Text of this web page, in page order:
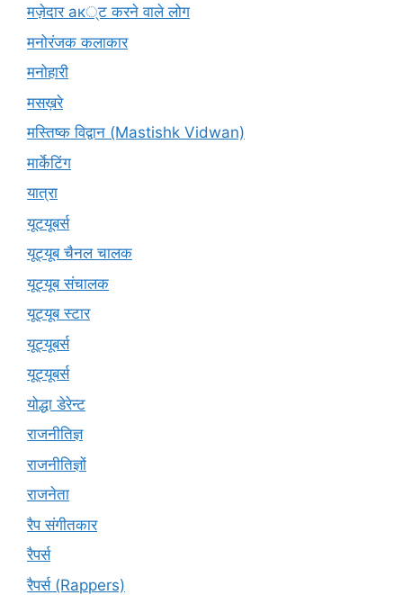
मज़ेदार ак्ट करने वाले लोग
मनोरंजक कलाकार
मनोहारी
मसख़रे
मस्तिष्क विद्वान (Mastishk Vidwan)
मार्केटिंग
यात्रा
यूटयूबर्स
यूट्यूब चैनल चालक
यूट्यूब संचालक
यूट्यूब स्टार
यूट्‍यूबर्स
यूट्यूबर्स
योद्धा डेरेन्ट
राजनीतिज्ञ
राजनीतिज्ञों
राजनेता
रैप संगीतकार
रैपर्स
रैपर्स (Rappers)